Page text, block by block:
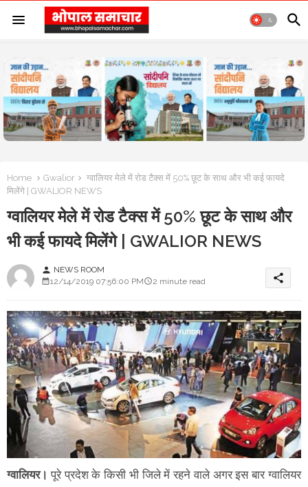
Home Gwalior
ग्वालियर मेले में रोड टैक्स में 50% छूट के साथ और भी कई फायदे
मिलेंगे | GWALIOR NEWS
ग्वालियर मेले में रोड टैक्स में 50% छूट के साथ और
भी कई फायदे मिलेंगे | GWALIOR NEWS
person NEWS ROOM
12/14/2019 07:56:00 PM
2 minute read share
ग्वालियर।पूरे प्रदेश के किसी भी जिले में रहने वाले अगर इस बार ग्वालियर